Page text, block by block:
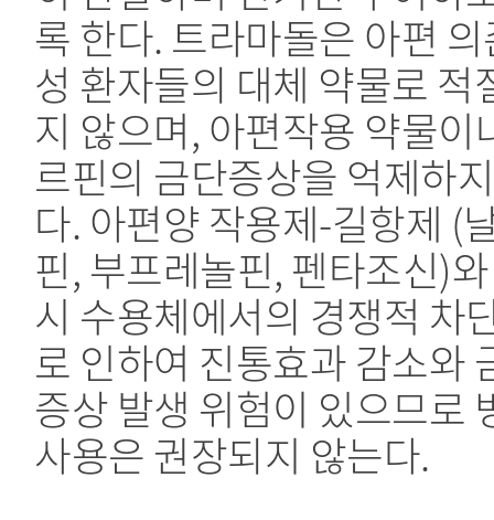
록 한다. 트라마돌은 아편
성 환자들의 대체 약물로 적
지 않으며, 아편작용 약물이
르핀의 금단증상을 억제하
다. 아편양 작용제-길항제 (
핀, 부프레놀핀, 펜타조신)
시 수용체에서의 경쟁적 차
로 인하여 진통효과 감소와
증상 발생 위험이 있으므로
사용은 권장되지 않는다.